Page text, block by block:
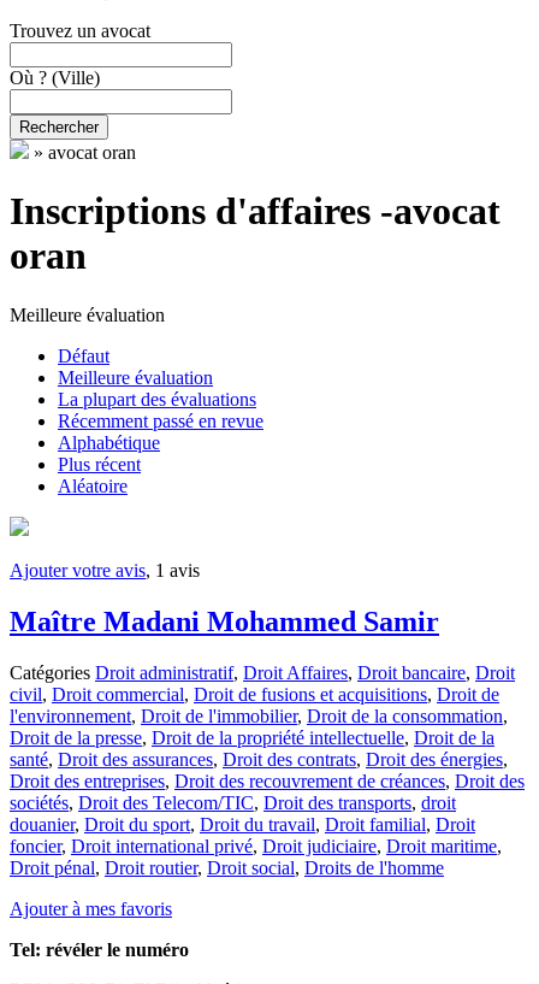
Trouvez un avocat
Où ? (Ville)
Rechercher
» avocat oran
Inscriptions d'affaires -avocat
oran
Meilleure évaluation
Défaut
Meilleure évaluation
La plupart des évaluations
Récemment passé en revue
Alphabétique
Plus récent
Aléatoire
Ajouter votre avis, 1 avis
Maître Madani Mohammed Samir
Catégories Droit administratif, Droit Affaires, Droit bancaire, Droit
civil, Droit commercial, Droit de fusions et acquisitions, Droit de
l'environnement, Droit de l'immobilier, Droit de la consommation,
Droit de la presse, Droit de la propriété intellectuelle, Droit de la
santé, Droit des assurances, Droit des contrats, Droit des énergies,
Droit des entreprises, Droit des recouvrement de créances, Droit des
sociétés, Droit des Telecom/TIC, Droit des transports, droit
douanier, Droit du sport, Droit du travail, Droit familial, Droit
foncier, Droit international privé, Droit judiciaire, Droit maritime,
Droit pénal, Droit routier, Droit social, Droits de l'homme
Ajouter à mes favoris
Tel: révéler le numéro